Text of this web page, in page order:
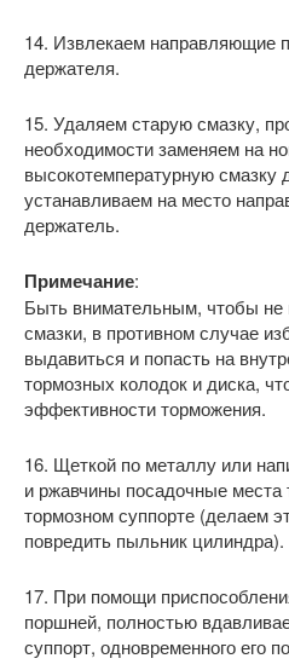
14. Извлекаем направляющие
держателя.
15. Удаляем старую смазку,
необходимости заменяем на
высокотемпературную смазку
устанавливаем на место
держатель.
Примечание:
Быть внимательным, чтобы не
смазки, в противном случае
выдавиться и попасть на
тормозных колодок и диска,
эффективности торможения.
16. Щеткой по металлу или
и ржавчины посадочные места
тормозном суппорте (делаем
повредить пыльник цилиндра).
17. При помощи
поршней, полностью
суппорт, одновременного его